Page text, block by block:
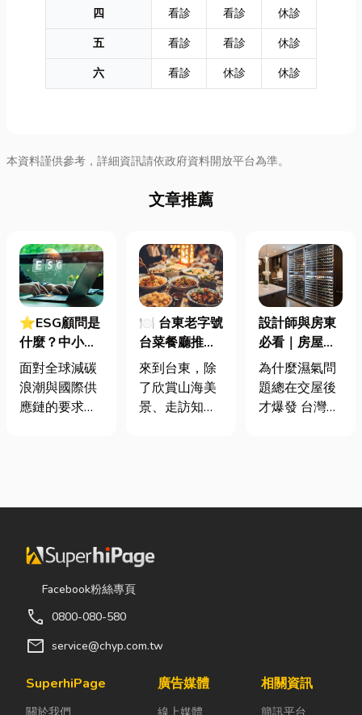
四
看診 看診
休診
五
看診 看診
休診
六
看診 休診 休診
本資料謹供參考，詳細資訊請依政府資料開放平台為準。
文章推薦
⭐ESG顧問是
什麼？中小企
業挑選四大永
續顧問服務的
實用指南
面對全球減碳
浪潮與國際供
應鏈的要求，
要求提供「碳
「永續報告
書」。這讓不
少傳產老闆感
底 ESG 永續是
什麼？我們公
真的需要找
🍽️ 台東老字號
台菜餐廳推薦
｜在地人聚餐
首選，經典合
菜一次滿足
來到台東，除
了欣賞山海美
景、走訪知名
相較於一般小
展現台東的人
聚會、公司聚
團體用餐，都
設計師與房東
必看｜房屋濕
氣重怎麼辦？
全屋除濕機＋
全熱交換器整
為什麼濕氣問
題總在交屋後
才爆發 台灣氣
同步規劃空氣
藏最怕潮濕，
Facebook粉絲專頁
call 0800-080-580
mail service@chyp.com.tw
SuperhiPage
關於我們
廣告媒體
線上媒體
相關資訊
簡訊平台